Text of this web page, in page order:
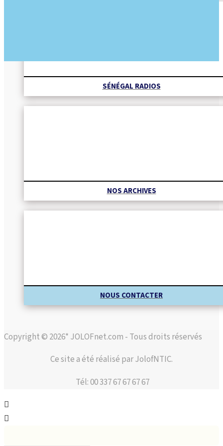
SÉNÉGAL RADIOS
NOS ARCHIVES
NOUS CONTACTER
Copyright © 2026* JOLOFnet.com - Tous droits réservés
Ce site a été réalisé par JolofNTIC.
Tél: 00 337 67 67 67 67